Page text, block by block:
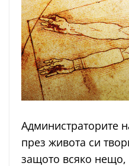
Администраторите
през живота си
защото всяко нещо,